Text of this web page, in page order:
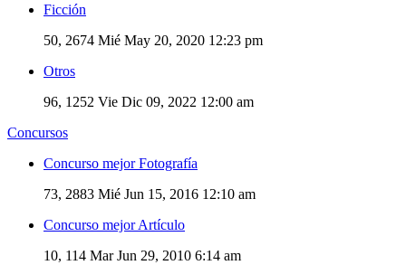
Ficción
50, 2674 Mié May 20, 2020 12:23 pm
Otros
96, 1252 Vie Dic 09, 2022 12:00 am
Concursos
Concurso mejor Fotografía
73, 2883 Mié Jun 15, 2016 12:10 am
Concurso mejor Artículo
10, 114 Mar Jun 29, 2010 6:14 am